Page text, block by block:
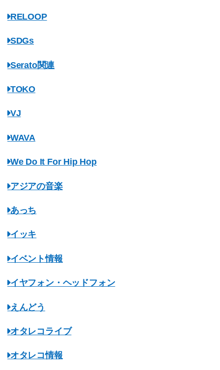
RELOOP
SDGs
Serato関連
TOKO
VJ
WAVA
We Do It For Hip Hop
アジアの音楽
あっち
イッキ
イベント情報
イヤフォン・ヘッドフォン
えんどう
オタレコライブ
オタレコ情報